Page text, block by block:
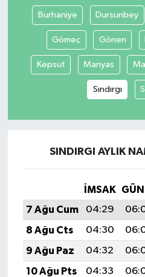
Burhaniye Dursunbey
Gömeç Gönen
Kepsut Manyas
Sındırgı
SINDIRGI AYLIK
İMSAK
7 Ağu Cum
04:29
8 Ağu Cts
04:30
9 Ağu Paz
04:32
10 Ağu Pts
04:33